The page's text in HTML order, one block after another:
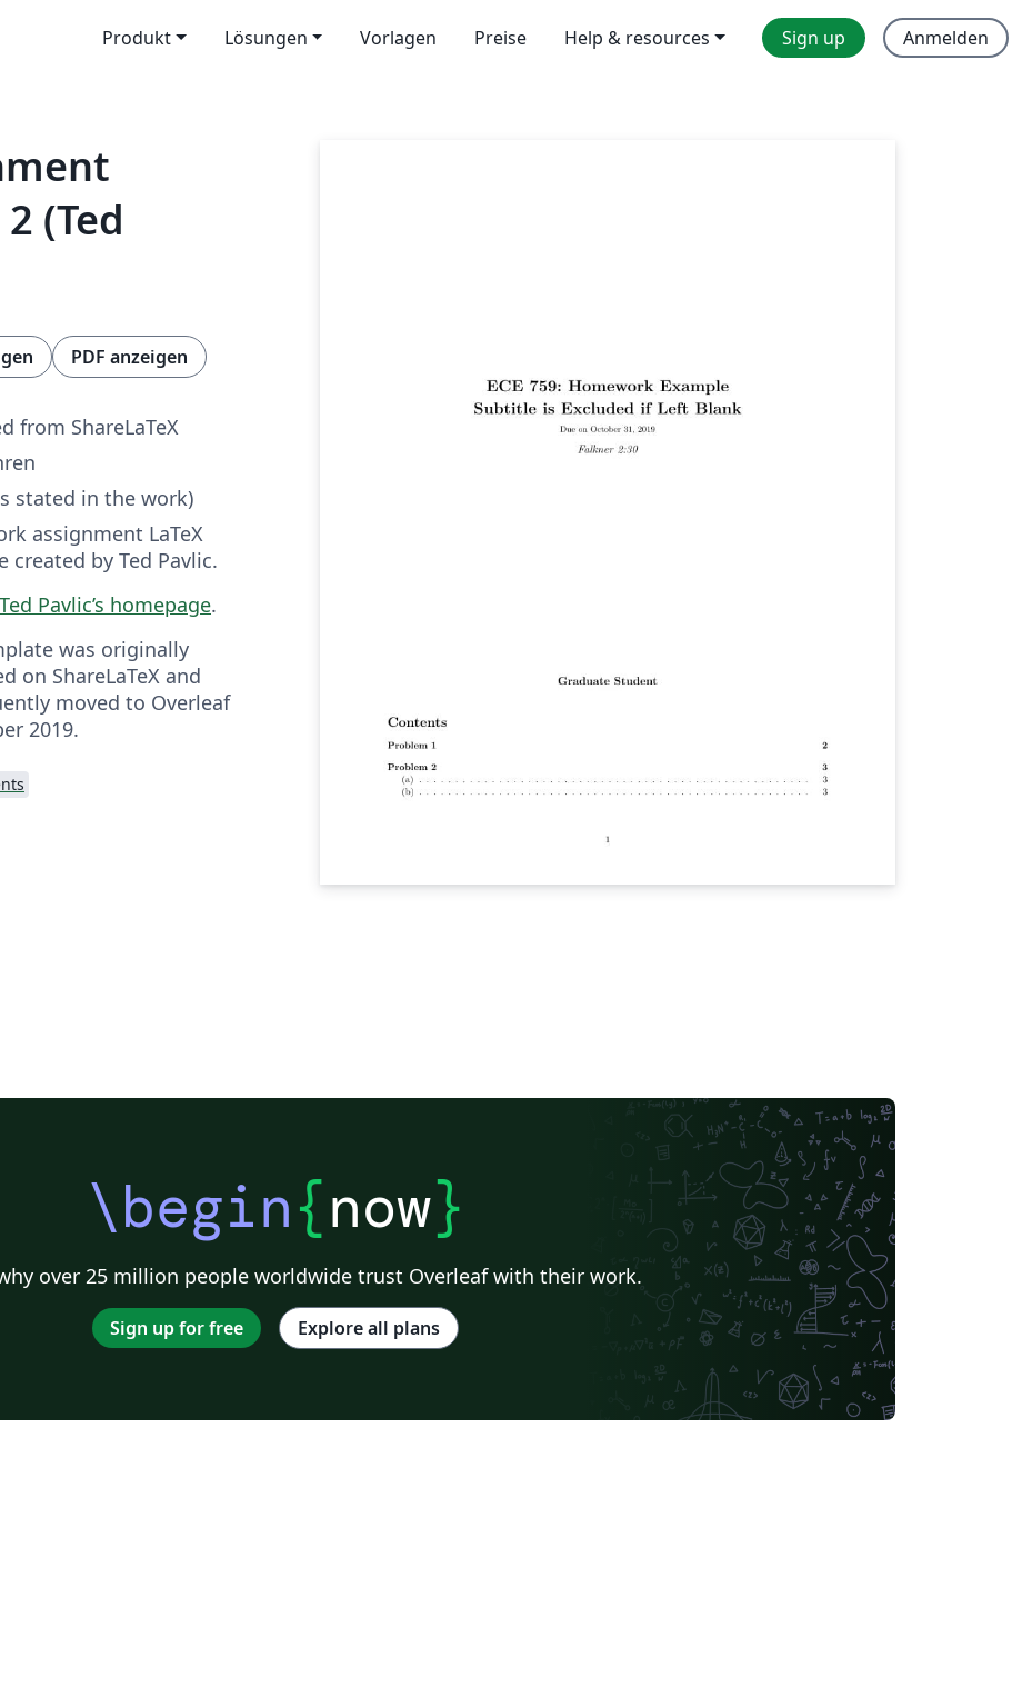
Produkt Lösungen Vorlagen Preise Help & resources Sign up Anmelden
(Ted
PDF anzeigen
from ShareLaTeX
stated in the work)
assignment LaTeX
created by Ted Pavlic.
Ted Pavlic’s homepage.
was originally
on ShareLaTeX and
moved to Overleaf
2019.
\begin{now}
over 25 million people worldwide trust Overleaf with their work.
Sign up for free Explore all plans